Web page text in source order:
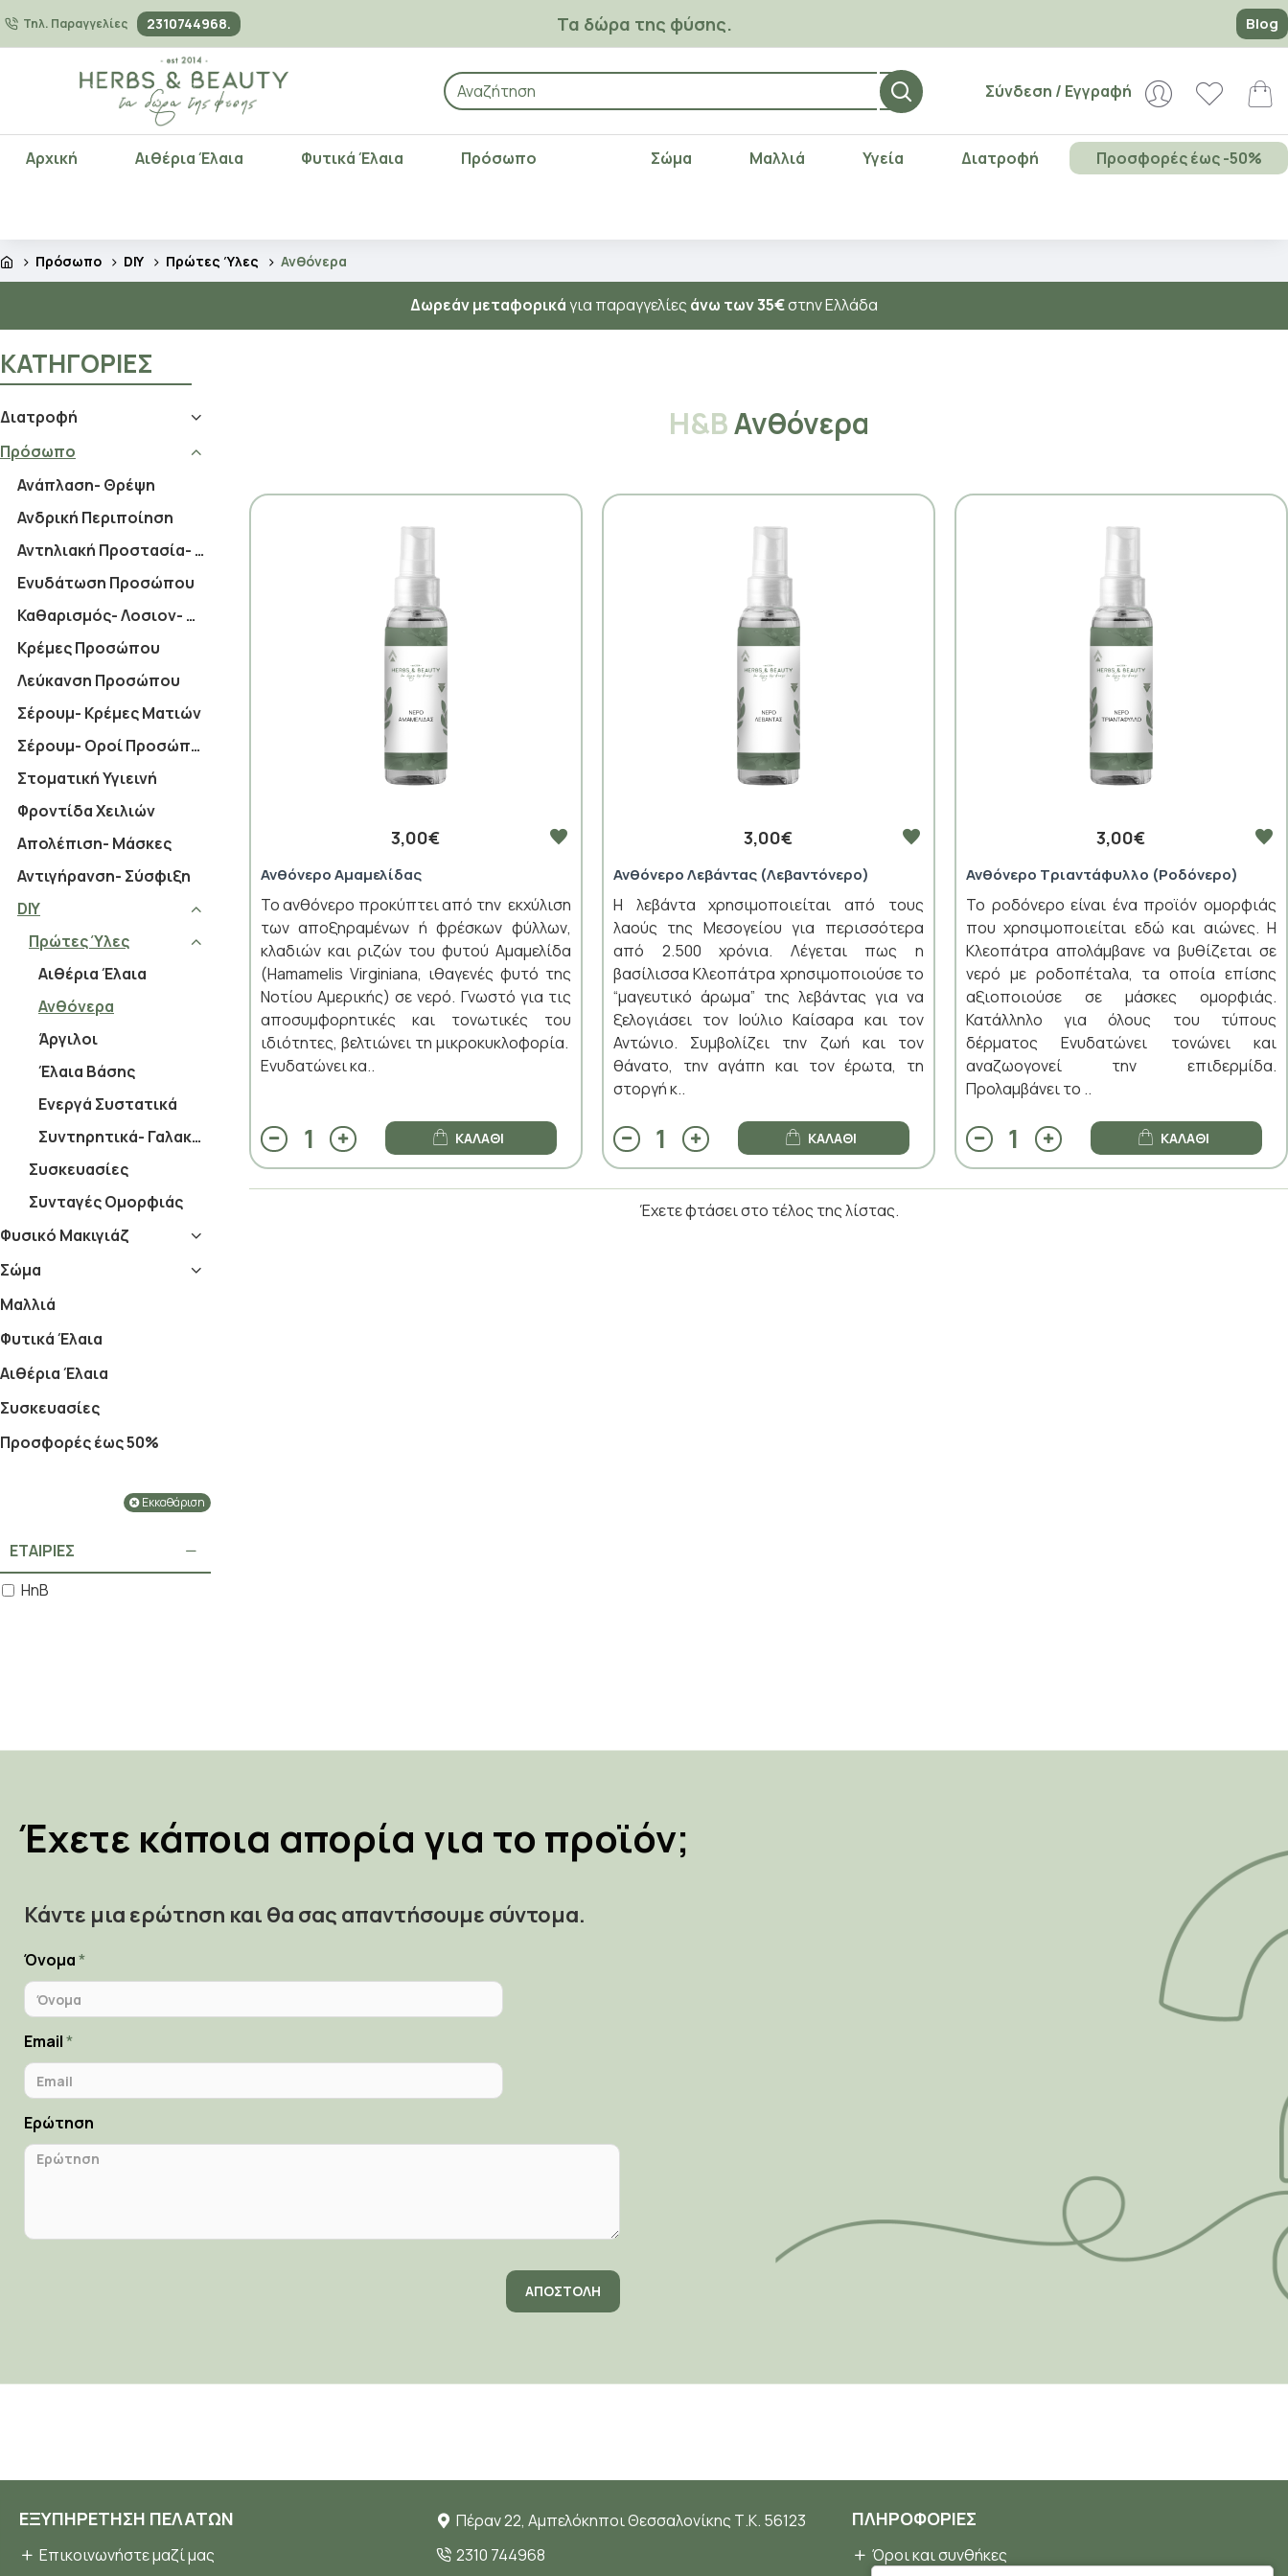
Τηλ. Παραγγελίες 2310744968. Τα δώρα της φύσης. Blog
Σύνδεση / Εγγραφή
Αρχική Αιθέρια Έλαια Φυτικά Έλαια Πρόσωπο Σώμα Μαλλιά Υγεία Διατροφή Προσφορές έως -50%
Πρόσωπο DIY Πρώτες Ύλες Ανθόνερα
Δωρεάν μεταφορικάγια παραγγελίες άνω των 35€στην Ελλάδα
ΚΑΤΗΓΟΡΊΕΣ
Διατροφή
Πρόσωπο
Ανάπλαση- Θρέψη
Ανδρική Περιποίηση
Αντηλιακή Προστασία- BB Cream
Ενυδάτωση Προσώπου
Καθαρισμός- Λοσιον- Mist
Κρέμες Προσώπου
Λεύκανση Προσώπου
Σέρουμ- Κρέμες Ματιών
Σέρουμ- Οροί Προσώπου
Στοματική Υγιεινή
Φροντίδα Χειλιών
Απολέπιση- Μάσκες
Αντιγήρανση- Σύσφιξη
DIY
Πρώτες Ύλες
Αιθέρια Έλαια
Ανθόνερα
Άργιλοι
Έλαια Βάσης
Ενεργά Συστατικά
Συντηρητικά- Γαλακτωματοποιητές
Συσκευασίες
Συνταγές Ομορφιάς
Φυσικό Μακιγιάζ
Σώμα
Μαλλιά
Φυτικά Έλαια
Αιθέρια Έλαια
Συσκευασίες
Προσφορές έως 50%
Εκκαθάριση
ΕΤΑΙΡΊΕΣ
HnB
Η&ΒΑνθόνερα
3,00€
Ανθόνερο Αμαμελίδας
Το ανθόνερο προκύπτει από την εκχύλιση
των αποξηραμένων ή φρέσκων φύλλων,
κλαδιών και ριζών του φυτού Αμαμελίδα
(Hamamelis Virginiana, ιθαγενές φυτό της
Νοτίου Αμερικής) σε νερό. Γνωστό για τις
αποσυμφορητικές και τονωτικές του
ιδιότητες, βελτιώνει τη μικροκυκλοφορία.
Ενυδατώνει κα..
ΚΑΛΆΘΙ
3,00€
Ανθόνερο Λεβάντας (Λεβαντόνερο)
Η λεβάντα χρησιμοποιείται από τους
λαούς της Μεσογείου για περισσότερα
από 2.500 χρόνια. Λέγεται πως η
βασίλισσα Κλεοπάτρα χρησιμοποιούσε το
“μαγευτικό άρωμα” της λεβάντας για να
ξελογιάσει τον Ιούλιο Καίσαρα και τον
Αντώνιο. Συμβολίζει την ζωή και τον
θάνατο, την αγάπη και τον έρωτα, τη
στοργή κ..
ΚΑΛΆΘΙ
3,00€
Ανθόνερο Τριαντάφυλλο (Ροδόνερο)
To ροδόνερο είναι ένα προϊόν ομορφιάς
που χρησιμοποιείται εδώ και αιώνες. Η
Κλεοπάτρα απολάμβανε να βυθίζεται σε
νερό με ροδοπέταλα, τα οποία επίσης
αξιοποιούσε σε μάσκες ομορφιάς.
Κατάλληλο για όλους του τύπους
δέρματος Ενυδατώνει τονώνει και
αναζωογονεί την επιδερμίδα.
Προλαμβάνει το ..
ΚΑΛΆΘΙ
Έχετε φτάσει στο τέλος της λίστας.
Έχετε κάποια απορία για το προϊόν;
Κάντε μια ερώτηση και θα σας απαντήσουμε σύντομα.
Όνομα
Email
Ερώτηση
ΑΠΟΣΤΟΛΉ
ΕΞΥΠΗΡΈΤΗΣΗ ΠΕΛΑΤΏΝ
Επικοινωνήστε μαζί μας
Πέραν 22, Αμπελόκηποι Θεσσαλονίκης Τ.Κ. 56123
2310 744968
ΠΛΗΡΟΦΟΡΊΕΣ
Όροι και συνθήκες